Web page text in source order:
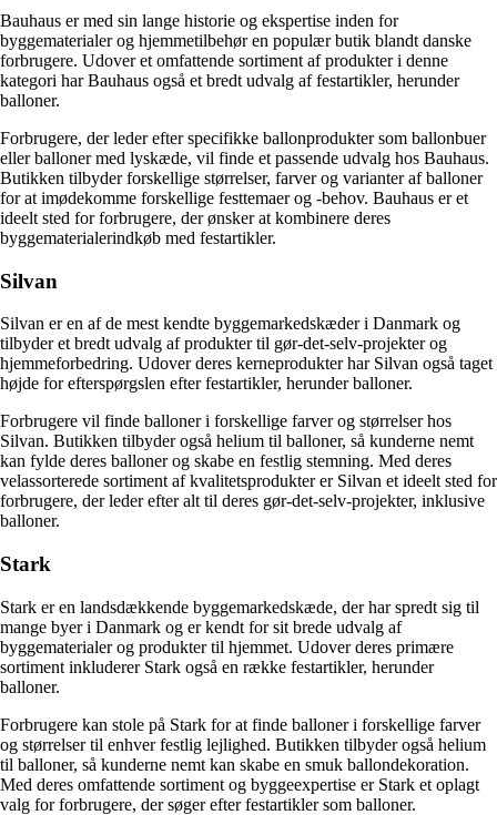
Bauhaus er med sin lange historie og ekspertise inden for
byggematerialer og hjemmetilbehør en populær butik blandt danske
forbrugere. Udover et omfattende sortiment af produkter i denne
kategori har Bauhaus også et bredt udvalg af festartikler, herunder
balloner.
Forbrugere, der leder efter specifikke ballonprodukter som ballonbuer
eller balloner med lyskæde, vil finde et passende udvalg hos Bauhaus.
Butikken tilbyder forskellige størrelser, farver og varianter af balloner
for at imødekomme forskellige festtemaer og -behov. Bauhaus er et
ideelt sted for forbrugere, der ønsker at kombinere deres
byggematerialerindkøb med festartikler.
Silvan
Silvan er en af de mest kendte byggemarkedskæder i Danmark og
tilbyder et bredt udvalg af produkter til gør-det-selv-projekter og
hjemmeforbedring. Udover deres kerneprodukter har Silvan også taget
højde for efterspørgslen efter festartikler, herunder balloner.
Forbrugere vil finde balloner i forskellige farver og størrelser hos
Silvan. Butikken tilbyder også helium til balloner, så kunderne nemt
kan fylde deres balloner og skabe en festlig stemning. Med deres
velassorterede sortiment af kvalitetsprodukter er Silvan et ideelt sted for
forbrugere, der leder efter alt til deres gør-det-selv-projekter, inklusive
balloner.
Stark
Stark er en landsdækkende byggemarkedskæde, der har spredt sig til
mange byer i Danmark og er kendt for sit brede udvalg af
byggematerialer og produkter til hjemmet. Udover deres primære
sortiment inkluderer Stark også en række festartikler, herunder
balloner.
Forbrugere kan stole på Stark for at finde balloner i forskellige farver
og størrelser til enhver festlig lejlighed. Butikken tilbyder også helium
til balloner, så kunderne nemt kan skabe en smuk ballondekoration.
Med deres omfattende sortiment og byggeexpertise er Stark et oplagt
valg for forbrugere, der søger efter festartikler som balloner.